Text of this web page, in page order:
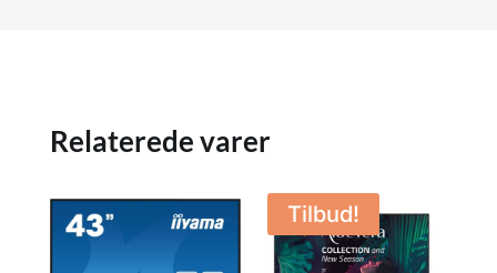
Relaterede varer
Tilbud!